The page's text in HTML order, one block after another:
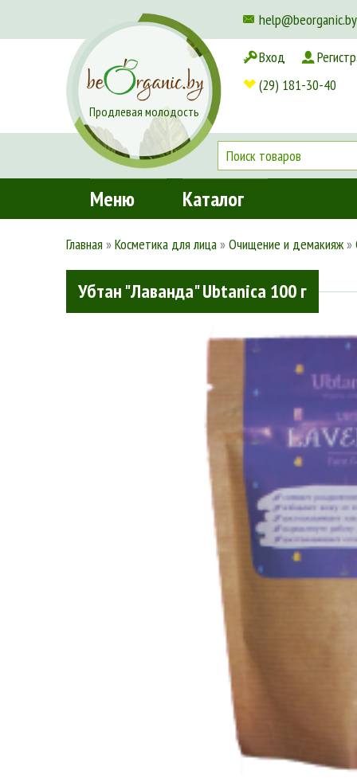
help@beorganic.by
Доставка и оплата
Продлевая молодость
Вход
(29) 181-30-40
Меню Каталог
Главная »Косметика для лица»Очищение и демакияж»
Убтан "Лаванда" Ubtanica 100 г